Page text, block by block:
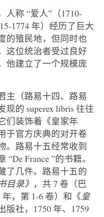
称 “爱人”（1710-
1774 年）经历了巨大
的殖民地，但同时也
这位统治者受过良好
他建立了一个规模庞
主（路易十四、路易
的 superex libris 往往
们装饰着《皇家年
于官方庆典的对开卷
。路易十五经常收到
France ”的书籍。
了几件。路易十五的
目录》 ，共 7 卷（巴
，第 1-6 卷）和《皇
版社，1750 年、1759